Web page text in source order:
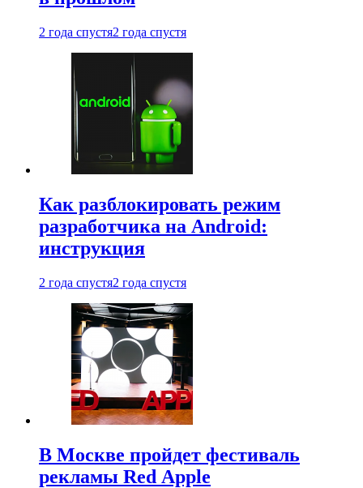
2 года спустя2 года спустя
Как разблокировать режим
разработчика на Android:
инструкция
2 года спустя2 года спустя
В Москве пройдет фестиваль
рекламы Red Apple